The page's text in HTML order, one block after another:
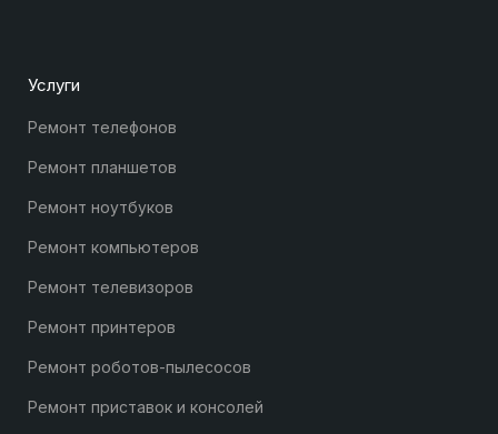
Услуги
Ремонт телефонов
Ремонт планшетов
Ремонт ноутбуков
Ремонт компьютеров
Ремонт телевизоров
Ремонт принтеров
Ремонт роботов-пылесосов
Ремонт приставок и консолей